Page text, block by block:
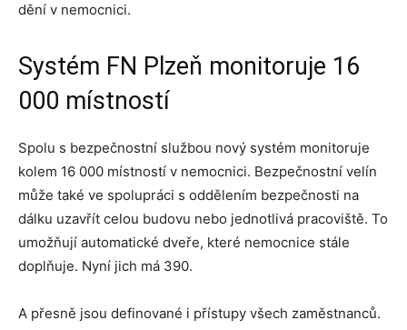
dění v nemocnici.
Systém FN Plzeň monitoruje 16
000 místností
Spolu s bezpečnostní službou nový systém monitoruje
kolem 16 000 místností v nemocnici. Bezpečnostní velín
může také ve spolupráci s oddělením bezpečnosti na
dálku uzavřít celou budovu nebo jednotlivá pracoviště. To
umožňují automatické dveře, které nemocnice stále
doplňuje. Nyní jich má 390.
A přesně jsou definované i přístupy všech zaměstnanců.